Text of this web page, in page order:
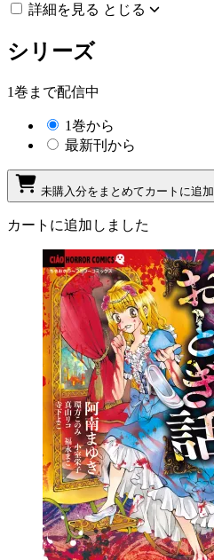
詳細を見る とじる
シリーズ
1巻まで配信中
1巻から
最新刊から
未購入分をまとめてカートに追加
カートに追加しました